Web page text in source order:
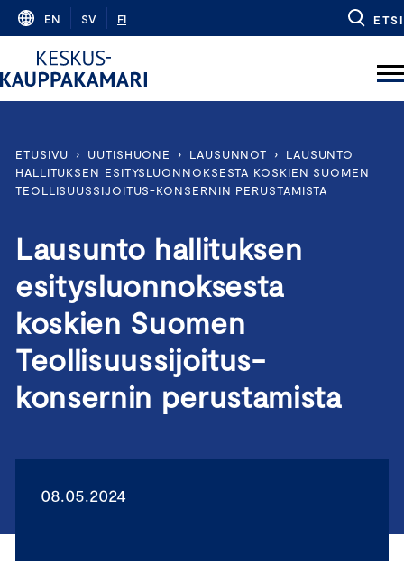
Skip
content
EN SV FI ETSI
ETUSIVU › UUTISHUONE › LAUSUNNOT ›
LAUSUNTO
HALLITUKSEN ESITYSLUONNOKSESTA KOSKIEN SUOMEN
TEOLLISUUSSIJOITUS-KONSERNIN PERUSTAMISTA
Lausunto hallituksen
esitysluonnoksesta
koskien Suomen
Teollisuussijoitus-
konsernin perustamista
08.05.2024